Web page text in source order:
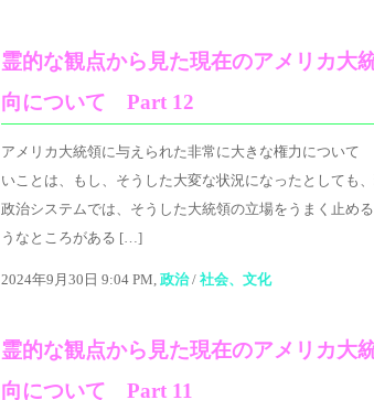
霊的な観点から見た現在のアメリカ大
向について Part 12
アメリカ大統領に与えられた非常に大きな権力につい
いことは、もし、そうした大変な状況になったとしても
政治システムでは、そうした大統領の立場をうまく止め
うなところがある […]
2024年9月30日 9:04 PM, 政治/ 社会、文化
霊的な観点から見た現在のアメリカ大
向について Part 11